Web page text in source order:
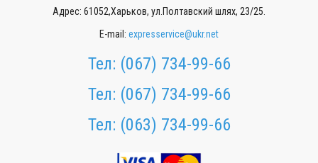
Адрес: 61052,Харьков, ул.Полтавский шлях, 23/25.
E-mail: expresservice@ukr.net
Тел: (067) 734-99-66
Тел: (067) 734-99-66
Тел: (063) 734-99-66